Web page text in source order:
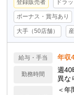
登録販売者 ドラ
ボーナス・賞与あり
大手（50店舗）
給与・手当 年収
勤務時間
週40
異な
＜年